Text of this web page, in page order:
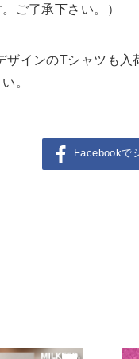
ご了承下さい。）
インのTシャツも入
。
Facebookで